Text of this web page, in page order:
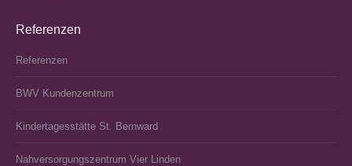
Referenzen
Referenzen
BWV Kundenzentrum
Kindertagesstätte St. Bernward
Nahversorgungszentrum Vier Linden